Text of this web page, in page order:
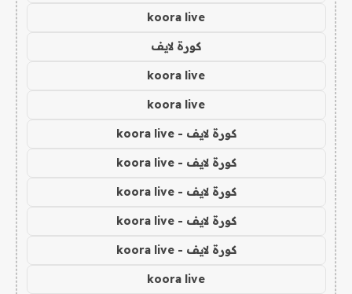
koora live
كورة لايف
koora live
koora live
كورة لايف - koora live
كورة لايف - koora live
كورة لايف - koora live
كورة لايف - koora live
كورة لايف - koora live
koora live